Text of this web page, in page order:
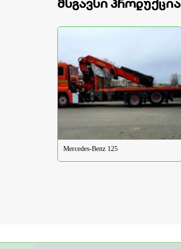
მსგავსი პროდუქცია
Mercedes-Benz 125